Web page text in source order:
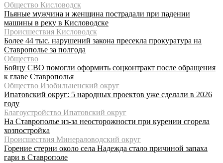
Общество Кисловодск
Пьяные мужчина и женщина пострадали при падении
машины в реку в Кисловодске
Происшествия Кисловодск
Более 44 тыс. нарушений закона пресекла прокуратура на
Ставрополье за полгода
Общество
Бойцу СВО помогли оформить соцконтракт после обращения
к главе Ставрополья
Общество Изобильненский округ
Ипатовский округ: 5 народных проектов уже сделали в 2026
году
Благоустройство Ипатовский округ
На Ставрополье из-за неосторожности при курении сгорела
хозпостройка
Происшествия Минераловодский округ
Горение стерни около села Надежда стало причиной запаха
гари в Ставрополе